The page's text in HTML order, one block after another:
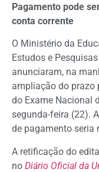
Pagamento pode
conta corrente
O Ministério da
Estudos e
anunciaram, na
ampliação do prazo
do Exame Nacional
segunda-feira (22).
de pagamento seria
A retificação do
no Diário Oficial da